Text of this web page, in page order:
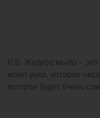
P.S. Жидкое мыло –
моют руки, которое
которое будет очень